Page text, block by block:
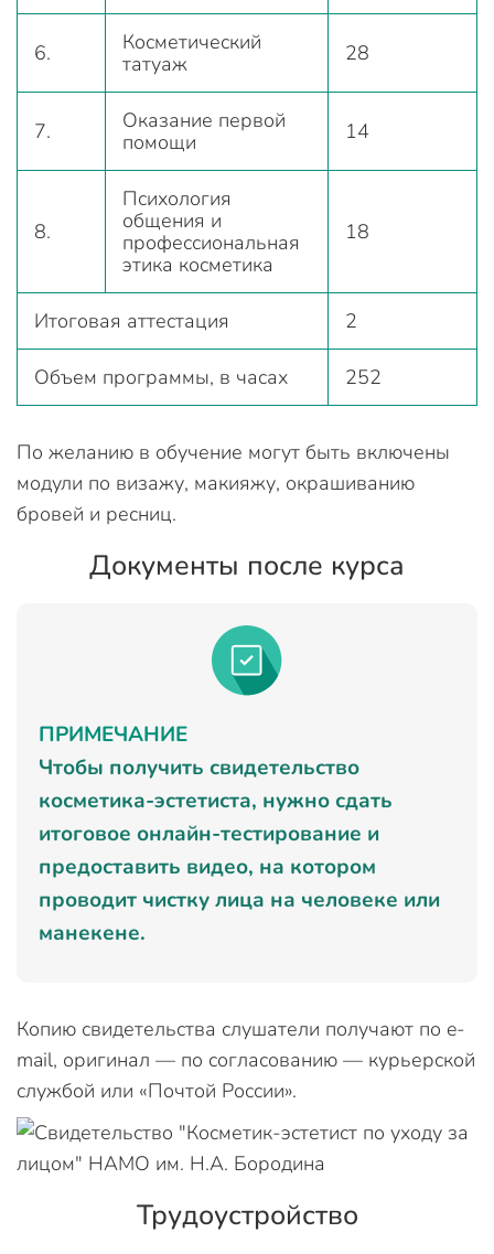
6.
Косметический
татуаж
28
7.
Оказание первой
помощи
14
8.
Психология
общения и
профессиональная
этика косметика
18
Итоговая аттестация 2
Объем программы, в часах 252
По желанию в обучение могут быть включены
модули по визажу, макияжу, окрашиванию
бровей и ресниц.
Документы после курса
ПРИМЕЧАНИЕ
Чтобы получить свидетельство
косметика-эстетиста, нужно сдать
итоговое онлайн-тестирование и
предоставить видео, на котором
проводит чистку лица на человеке или
манекене.
Копию свидетельства слушатели получают по e-
mail, оригинал — по согласованию — курьерской
службой или «Почтой России».
Трудоустройство